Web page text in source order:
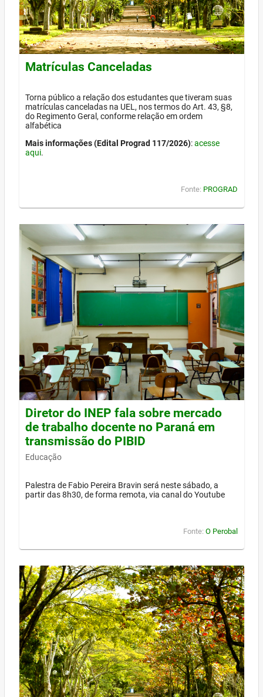
Matrículas Canceladas
Torna público a relação dos estudantes que tiveram suas
matrículas canceladas na UEL, nos termos do Art. 43, §8,
do Regimento Geral, conforme relação em ordem
alfabética
Mais informações (Edital Prograd 117/2026):acesse
aqui.
Fonte: PROGRAD
Diretor do INEP fala sobre mercado
de trabalho docente no Paraná em
transmissão do PIBID
Educação
Palestra de Fabio Pereira Bravin será neste sábado, a
partir das 8h30, de forma remota, via canal do Youtube
Fonte: O Perobal